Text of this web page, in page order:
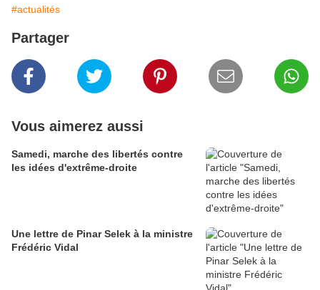
#actualités
Partager
Vous aimerez aussi
Samedi, marche des libertés contre
les idées d'extrême-droite
Une lettre de Pinar Selek à la ministre
Frédéric Vidal